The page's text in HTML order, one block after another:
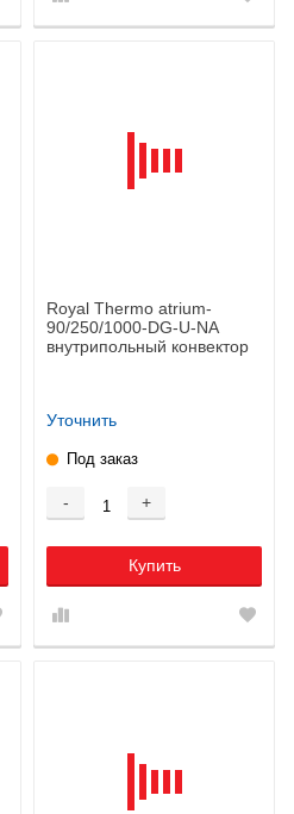
Royal Thermo atrium-
90/250/1000-DG-U-NA
внутрипольный конвектор
Уточнить
Под заказ
- +
Купить